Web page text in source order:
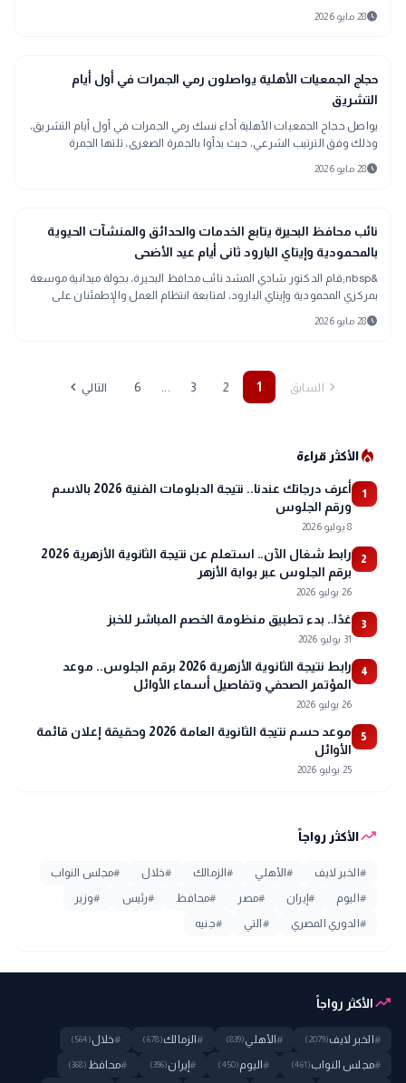
صدمتهما سيارة
schedule28 مايو 2026
public
الأخبار المحلية
حجاج الجمعيات الأهلية يواصلون رمي الجمرات في أول أيام
التشريق
يواصل حجاج الجمعيات الأهلية أداء نسك رمي الجمرات في أول أيام التشريق،
وذلك وفق الترتيب الشرعي، حيث بدأوا بالجمرة الصغرى، تلتها الجمرة
الوسطى، ثم جمرة العقبة الكبرى.
schedule28 مايو 2026
location_city
بحراوي
نائب محافظ البحيرة يتابع الخدمات والحدائق والمنشآت الحيوية
بالمحمودية وإيتاي البارود ثانى أيام عيد الأضحى
&nbsp;قام الدكتور شادي المشد نائب محافظ البحيرة، بجولة ميدانية موسعة
بمركزي المحمودية وإيتاي البارود، لمتابعة انتظام العمل والإطمئنان على
مستوى الخدما
schedule28 مايو 2026
chevron_right السابق 1
2
3
...
6 التاليchevron_left
local_fire_departmentالأكثر قراءة
1
أعرف درجاتك عندنا.. نتيجة الدبلومات الفنية 2026 بالاسم
ورقم الجلوس
8 يوليو 2026
2
رابط شغال الآن.. استعلم عن نتيجة الثانوية الأزهرية 2026
برقم الجلوس عبر بوابة الأزهر
26 يوليو 2026
3 غدًا.. بدء تطبيق منظومة الخصم المباشر للخبز
31 يوليو 2026
4
رابط نتيجة الثانوية الأزهرية 2026 برقم الجلوس.. موعد
المؤتمر الصحفي وتفاصيل أسماء الأوائل
26 يوليو 2026
5
موعد حسم نتيجة الثانوية العامة 2026 وحقيقة إعلان قائمة
الأوائل
25 يوليو 2026
trending_upالأكثر رواجاً
# الخبر لايف #الأهلي #الزمالك #خلال #مجلس النواب
# اليوم # إيران #مصر #محافظ #رئيس #وزير
# الدوري المصري # التي #جنيه
trending_upالأكثر رواجاً
# الخبر لايف(2079)
#الأهلي(839)
#الزمالك(678)
#خلال(564)
#مجلس النواب(461)
#اليوم(450)
#إيران(396)
#محافظ (368)